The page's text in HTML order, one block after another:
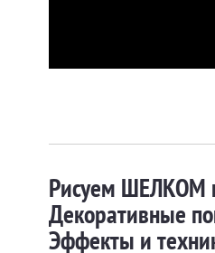
Рисуем
Декоративные
Эффекты и